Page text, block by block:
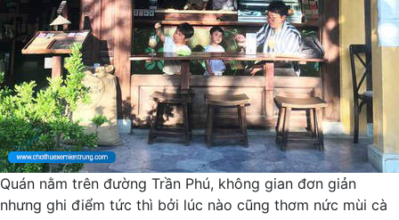
Quán nằm trên đường Trần Phú, không gian đơn giản
nhưng ghi điểm tức thì bởi lúc nào cũng thơm nức mùi cà